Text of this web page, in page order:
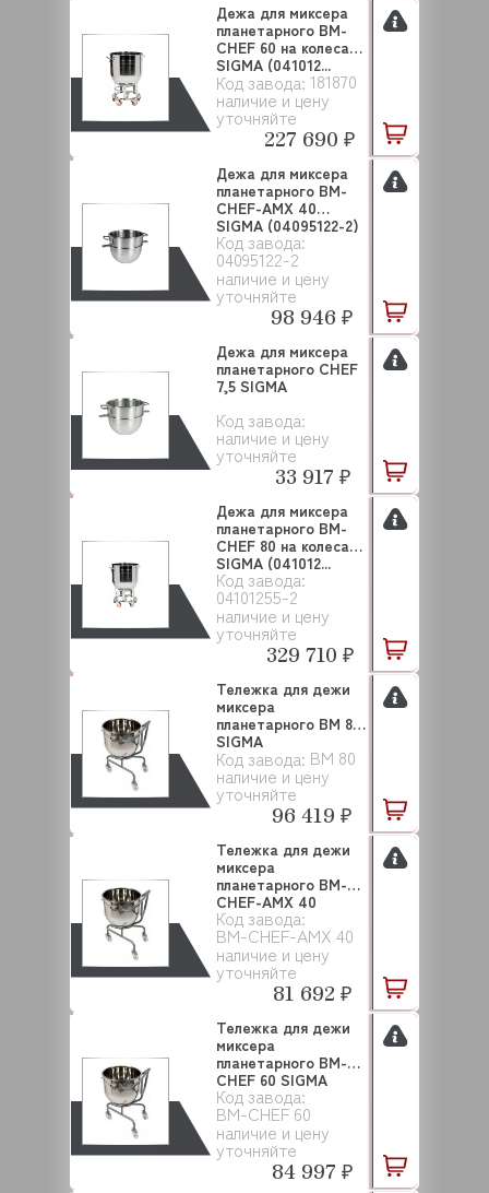
Код завода: 181870
наличие и цену
уточняйте
Дежа для миксера
планетарного BM-
CHEF 60 на колесах
SIGMA (041012...
227 690 ₽
Код завода:
04095122-2
наличие и цену
уточняйте
Дежа для миксера
планетарного BM-
CHEF-AMX 40
SIGMA (04095122-2)
98 946 ₽
Код завода:
наличие и цену
уточняйте
Дежа для миксера
планетарного CHEF
7,5 SIGMA
33 917 ₽
Код завода:
04101255-2
наличие и цену
уточняйте
Дежа для миксера
планетарного BM-
CHEF 80 на колесах
SIGMA (041012...
329 710 ₽
Код завода: BM 80
наличие и цену
уточняйте
Тележка для дежи
миксера
планетарного BM 80
SIGMA
96 419 ₽
Код завода:
BM-CHEF-AMX 40
наличие и цену
уточняйте
Тележка для дежи
миксера
планетарного BM-
CHEF-AMX 40
SIGMA
81 692 ₽
Код завода:
BM-CHEF 60
наличие и цену
уточняйте
Тележка для дежи
миксера
планетарного BM-
CHEF 60 SIGMA
84 997 ₽